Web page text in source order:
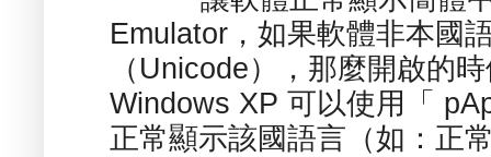
Emulator，如果軟體非本國
（Unicode），那麼開啟的
Windows XP 可以使用「
正常顯示該國語言（如：正